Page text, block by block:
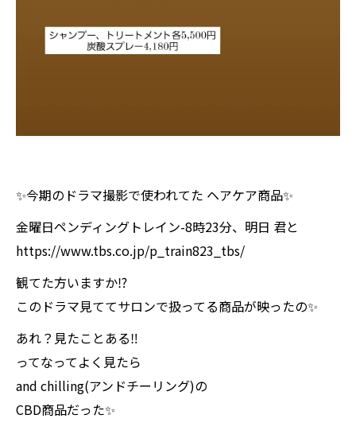
✨今期のドラマ撮影で使われてた ヘアケア商品✨
金曜日ペンディングトレイン-8時23分、明日 君と
https://www.tbs.co.jp/p_train823_tbs/
観てた方いますか⁉️
このドラマ見ててサロンで扱ってる商品が映ったの✨
あれ？見たことある‼️
ってなってよく見たら
and chilling(アンドチーリング)の
CBD商品だった✨